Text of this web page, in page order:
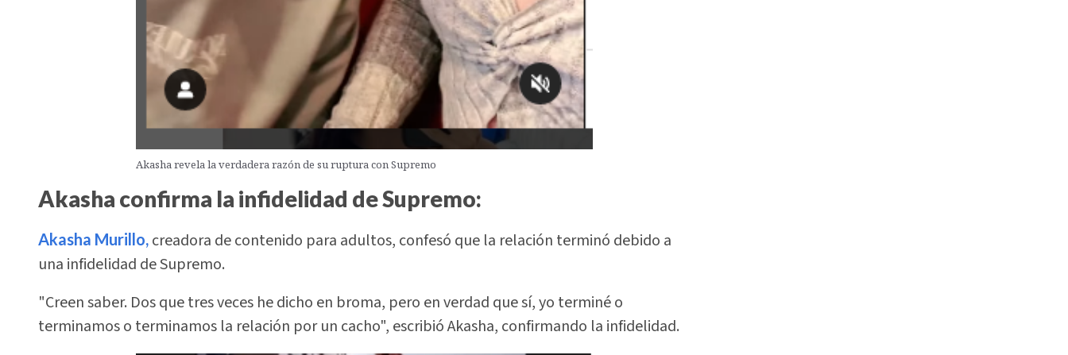
Akasha revela la verdadera razón de su ruptura con Supremo
Akasha confirma la infidelidad de Supremo:
Akasha Murillo, creadora de contenido para adultos, confesó que la relación terminó debido a
una infidelidad de Supremo.
"Creen saber. Dos que tres veces he dicho en broma, pero en verdad que sí, yo terminé o
terminamos o terminamos la relación por un cacho", escribió Akasha, confirmando la infidelidad.